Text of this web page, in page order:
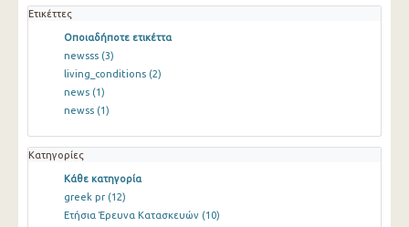
Ετικέττες
Οποιαδήποτε ετικέττα
newsss (3)
living_conditions (2)
news (1)
newss (1)
Κατηγορίες
Κάθε κατηγορία
greek pr (12)
Ετήσια Έρευνα Κατασκευών (10)